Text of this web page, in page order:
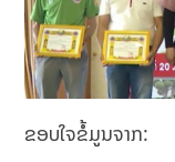
ຂອບໃຈຂໍ້ມູນຈາກ: